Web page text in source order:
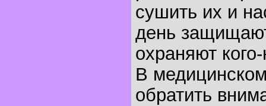
сушить их и
день
охраняют
В
обратить